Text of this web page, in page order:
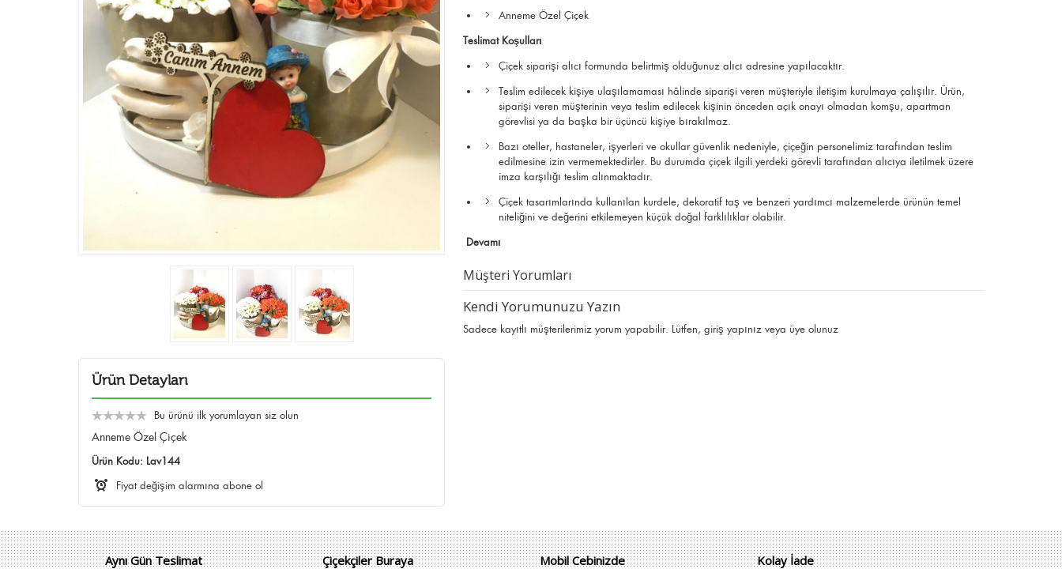
Ürün Detayları
Bu ürünü ilk yorumlayan siz olun
Anneme Özel Çiçek
Ürün Kodu: Lav144
Fiyat değişim alarmına abone ol
Anneme Özel Çiçek
Teslimat Koşulları
Çiçek siparişi alıcı formunda belirtmiş olduğunuz alıcı adresine yapılacaktır.
Teslim edilecek kişiye ulaşılamaması hâlinde siparişi veren müşteriyle iletişim kurulmaya çalışılır. Ürün,
siparişi veren müşterinin veya teslim edilecek kişinin önceden açık onayı olmadan komşu, apartman
görevlisi ya da başka bir üçüncü kişiye bırakılmaz.
Bazı oteller, hastaneler, işyerleri ve okullar güvenlik nedeniyle, çiçeğin personelimiz tarafından teslim
edilmesine izin vermemektedirler. Bu durumda çiçek ilgili yerdeki görevli tarafından alıcıya iletilmek üzere
imza karşılığı teslim alınmaktadır.
Çiçek tasarımlarında kullanılan kurdele, dekoratif taş ve benzeri yardımcı malzemelerde ürünün temel
niteliğini ve değerini etkilemeyen küçük doğal farklılıklar olabilir.
Devamı
Müşteri Yorumları
Kendi Yorumunuzu Yazın
Sadece kayıtlı müşterilerimiz yorum yapabilir. Lütfen,giriş yapınız veya üye olunuz
Aynı Gün Teslimat Çiçekçiler Buraya Mobil Cebinizde Kolay İade